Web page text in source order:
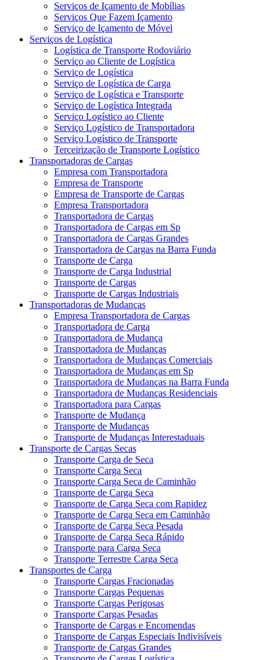
Serviços de Içamento de Mobílias
Serviços Que Fazem Içamento
Serviço de Içamento de Móvel
Serviços de Logística
Logística de Transporte Rodoviário
Serviço ao Cliente de Logística
Serviço de Logística
Serviço de Logística de Carga
Serviço de Logística e Transporte
Serviço de Logística Integrada
Serviço Logístico ao Cliente
Serviço Logístico de Transportadora
Serviço Logístico de Transporte
Terceirização de Transporte Logístico
Transportadoras de Cargas
Empresa com Transportadora
Empresa de Transporte
Empresa de Transporte de Cargas
Empresa Transportadora
Transportadora de Cargas
Transportadora de Cargas em Sp
Transportadora de Cargas Grandes
Transportadora de Cargas na Barra Funda
Transporte de Carga
Transporte de Carga Industrial
Transporte de Cargas
Transporte de Cargas Industriais
Transportadoras de Mudanças
Empresa Transportadora de Cargas
Transportadora de Carga
Transportadora de Mudança
Transportadora de Mudanças
Transportadora de Mudanças Comerciais
Transportadora de Mudanças em Sp
Transportadora de Mudanças na Barra Funda
Transportadora de Mudanças Residenciais
Transportadora para Cargas
Transporte de Mudança
Transporte de Mudanças
Transporte de Mudanças Interestaduais
Transporte de Cargas Secas
Transporte Carga de Seca
Transporte Carga Seca
Transporte Carga Seca de Caminhão
Transporte de Carga Seca
Transporte de Carga Seca com Rapidez
Transporte de Carga Seca em Caminhão
Transporte de Carga Seca Pesada
Transporte de Carga Seca Rápido
Transporte para Carga Seca
Transporte Terrestre Carga Seca
Transportes de Carga
Transporte Cargas Fracionadas
Transporte Cargas Pequenas
Transporte Cargas Perigosas
Transporte Cargas Pesadas
Transporte de Cargas e Encomendas
Transporte de Cargas Especiais Indivisíveis
Transporte de Cargas Grandes